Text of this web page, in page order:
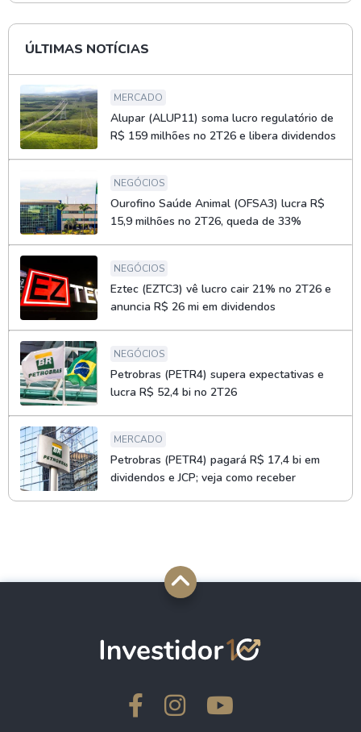
ÚLTIMAS NOTÍCIAS
MERCADO
Alupar (ALUP11) soma lucro regulatório de
R$ 159 milhões no 2T26 e libera dividendos
NEGÓCIOS
Ourofino Saúde Animal (OFSA3) lucra R$
15,9 milhões no 2T26, queda de 33%
NEGÓCIOS
Eztec (EZTC3) vê lucro cair 21% no 2T26 e
anuncia R$ 26 mi em dividendos
NEGÓCIOS
Petrobras (PETR4) supera expectativas e
lucra R$ 52,4 bi no 2T26
MERCADO
Petrobras (PETR4) pagará R$ 17,4 bi em
dividendos e JCP; veja como receber